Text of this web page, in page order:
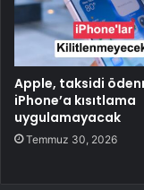
Apple, taksidi
iPhone’a kısıtlama
uygulamayacak
Temmuz 30, 2026